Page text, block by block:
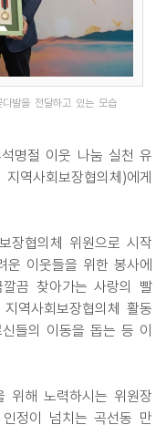
발을 전달하고 있는 모습
명절 이웃 나눔 실천 유
역사회보장협의체)에게
장협의체 위원으로 시작
운 이웃들을 위한 봉사에
끔 찾아가는 사랑의 빨
역사회보장협의체 활동
들의 이동을 돕는 등 이
위해 노력하시는 위원장
정이 넘치는 곡선동 만